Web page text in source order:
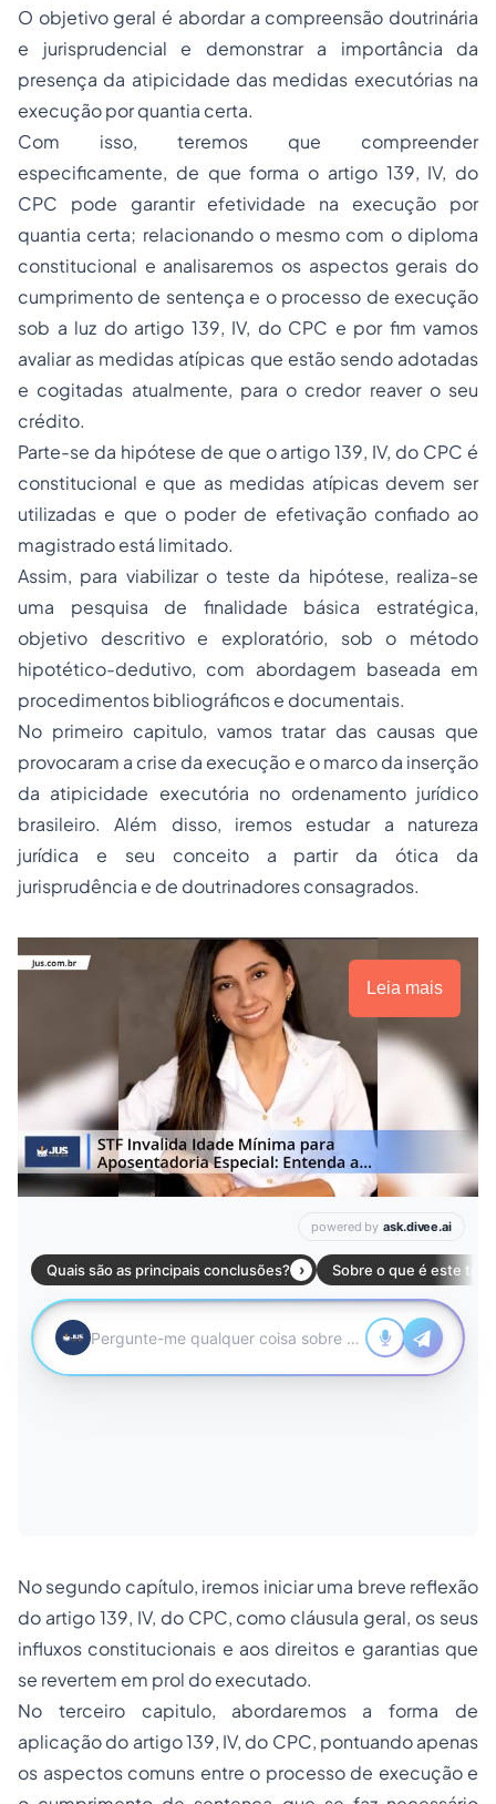
O objetivo geral é abordar a compreensão doutrinária
e jurisprudencial e demonstrar a importância da
presença da atipicidade das medidas executórias na
execução por quantia certa.
Com isso, teremos que compreender
especificamente, de que forma o artigo 139, IV, do
CPC pode garantir efetividade na execução por
quantia certa; relacionando o mesmo com o diploma
constitucional e analisaremos os aspectos gerais do
cumprimento de sentença e o processo de execução
sob a luz do artigo 139, IV, do CPC e por fim vamos
avaliar as medidas atípicas que estão sendo adotadas
e cogitadas atualmente, para o credor reaver o seu
crédito.
Parte-se da hipótese de que o artigo 139, IV, do CPC é
constitucional e que as medidas atípicas devem ser
utilizadas e que o poder de efetivação confiado ao
magistrado está limitado.
Assim, para viabilizar o teste da hipótese, realiza-se
uma pesquisa de finalidade básica estratégica,
objetivo descritivo e exploratório, sob o método
hipotético-dedutivo, com abordagem baseada em
procedimentos bibliográficos e documentais.
No primeiro capitulo, vamos tratar das causas que
provocaram a crise da execução e o marco da inserção
da atipicidade executória no ordenamento jurídico
brasileiro. Além disso, iremos estudar a natureza
jurídica e seu conceito a partir da ótica da
jurisprudência e de doutrinadores consagrados.
Leia mais
No segundo capítulo, iremos iniciar uma breve reflexão
do artigo 139, IV, do CPC, como cláusula geral, os seus
influxos constitucionais e aos direitos e garantias que
se revertem em prol do executado.
No terceiro capitulo, abordaremos a forma de
aplicação do artigo 139, IV, do CPC, pontuando apenas
os aspectos comuns entre o processo de execução e